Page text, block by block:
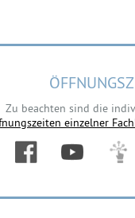
Zu beachten sind die
einzelner